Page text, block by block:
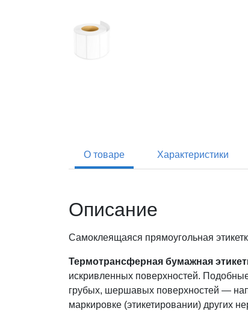
О товаре Характеристики
Описание
Самоклеящаяся прямоугольная
Термотрансферная бумажная
искривленных поверхностей.
грубых, шершавых поверхностей —
маркировке (этикетировании) других